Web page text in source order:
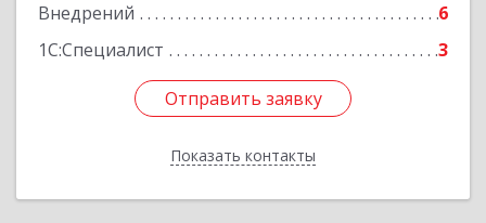
Внедрений
6
1С:Специалист
3
Отправить заявку
Показать контакты
Отправить заявку
Назад